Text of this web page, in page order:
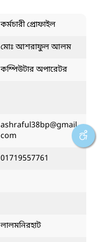
কর্মচারী প্রোফাইল
মোঃ আশরাফুল আলম
কম্পিউটার অপারেটর
ashraful38bp@gmail.
com
01719557761
লালমনিরহাট